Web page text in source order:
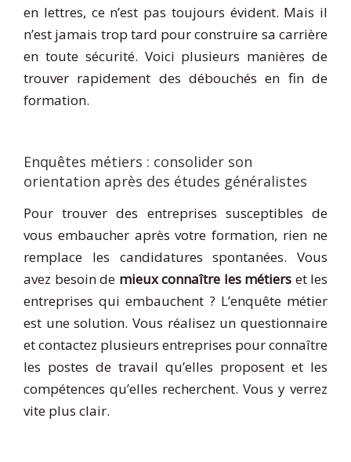
en lettres, ce n’est pas toujours évident. Mais il
n’est jamais trop tard pour construire sa carrière
en toute sécurité. Voici plusieurs manières de
trouver rapidement des débouchés en fin de
formation.
Enquêtes métiers : consolider son
orientation après des études généralistes
Pour trouver des entreprises susceptibles de
vous embaucher après votre formation, rien ne
remplace les candidatures spontanées. Vous
avez besoin de mieux connaître les métiers et les
entreprises qui embauchent ? L’enquête métier
est une solution. Vous réalisez un questionnaire
et contactez plusieurs entreprises pour connaître
les postes de travail qu’elles proposent et les
compétences qu’elles recherchent. Vous y verrez
vite plus clair.